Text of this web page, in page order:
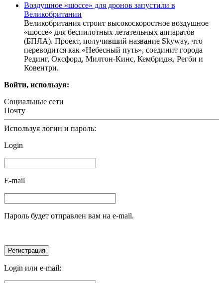
Воздушное «шоссе» для дронов запустили в
Великобритании
Великобритания строит высокоскоростное воздушное
«шоссе» для беспилотных летательных аппаратов
(БПЛА). Проект, получивший название Skyway, что
переводится как «Небесный путь», соединит города
Рединг, Оксфорд, Милтон-Кинс, Кембридж, Регби и
Ковентри.
Войти, используя:
Социальные сети
Почту
Используя логин и пароль:
Login
E-mail
Пароль будет отправлен вам на e-mail.
Login или e-mail: